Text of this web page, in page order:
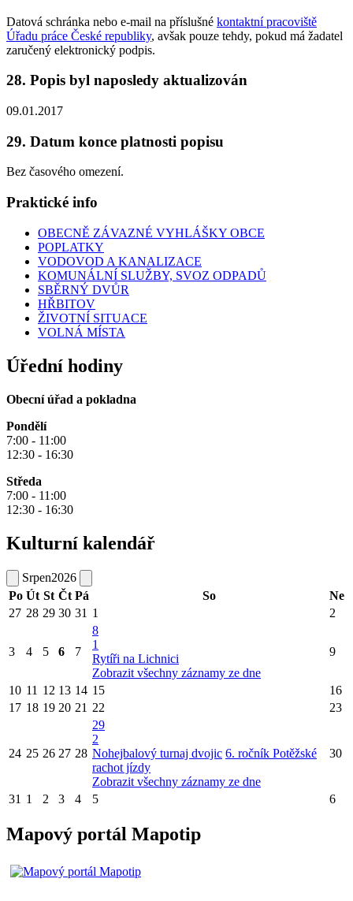
Datová schránka nebo e-mail na příslušné kontaktní pracoviště
Úřadu práce České republiky, avšak pouze tehdy, pokud má žadatel
zaručený elektronický podpis.
28. Popis byl naposledy aktualizován
09.01.2017
29. Datum konce platnosti popisu
Bez časového omezení.
Praktické info
OBECNĚ ZÁVAZNÉ VYHLÁŠKY OBCE
POPLATKY
VODOVOD A KANALIZACE
KOMUNÁLNÍ SLUŽBY, SVOZ ODPADŮ
SBĚRNÝ DVŮR
HŘBITOV
ŽIVOTNÍ SITUACE
VOLNÁ MÍSTA
Úřední hodiny
Obecní úřad a pokladna
Pondělí
7:00 - 11:00
12:30 - 16:30
Středa
7:00 - 11:00
12:30 - 16:30
Kulturní kalendář
Srpen2026
Po Út St Čt Pá So
Ne
27 28 29 30 31 1 2
3 4 5 6 7
8
1
Rytíři na Lichnici
Zobrazit všechny záznamy ze dne
9
10 11 12 13 14 15
16
17 18 19 20 21 22 23
24 25 26 27 28
29
2
Nohejbalový turnaj dvojic 6. ročník Potěžské
rachot jízdy
Zobrazit všechny záznamy ze dne
30
31 1 2 3 4 5 6
Mapový portál Mapotip